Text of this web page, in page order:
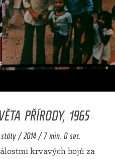
PŘÍRODY, 1965
/ 2014 / 7 min. 0 sec.
krvavých bojů za